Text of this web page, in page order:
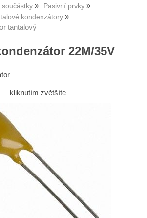
součástky
Pasivní prvky
kondenzátory
tantalový
22M/35V
kliknutím zvětšíte